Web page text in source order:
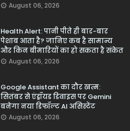
August 06, 2026
Health Alert: पानी पीते ही बार-बार
पेशाब आता है? जानिए कब है सामान्य
और किन बीमारियों का हो सकता है संकेत
August 06, 2026
Google Assistant का दौर खत्म:
सितंबर से एंड्रॉयड डिवाइस पर Gemini
बनेगा नया डिफॉल्ट AI असिस्टेंट
August 06, 2026